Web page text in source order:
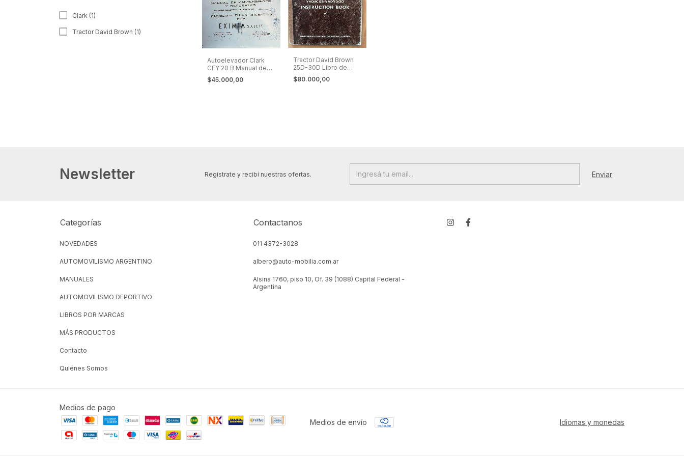
Clark (1)
Tractor David Brown (1)
Autoelevador Clark
CFY 20 B Manual de
Mantenimiento y
Repuestos
$45.000,00
Tractor David Brown
25D-30D Libro de
Instrucciones
$80.000,00
Newsletter Registrate y recibí nuestras ofertas.
Categorías
NOVEDADES
AUTOMOVILISMO ARGENTINO
MANUALES
AUTOMOVILISMO DEPORTIVO
LIBROS POR MARCAS
MÁS PRODUCTOS
Contacto
Quiénes Somos
Contactanos
011 4372-3028
albero@auto-mobilia.com.ar
Alsina 1760, piso 10, Of. 39 (1088) Capital Federal -
Argentina
Medios de pago
Medios de envío
Idiomas y monedas